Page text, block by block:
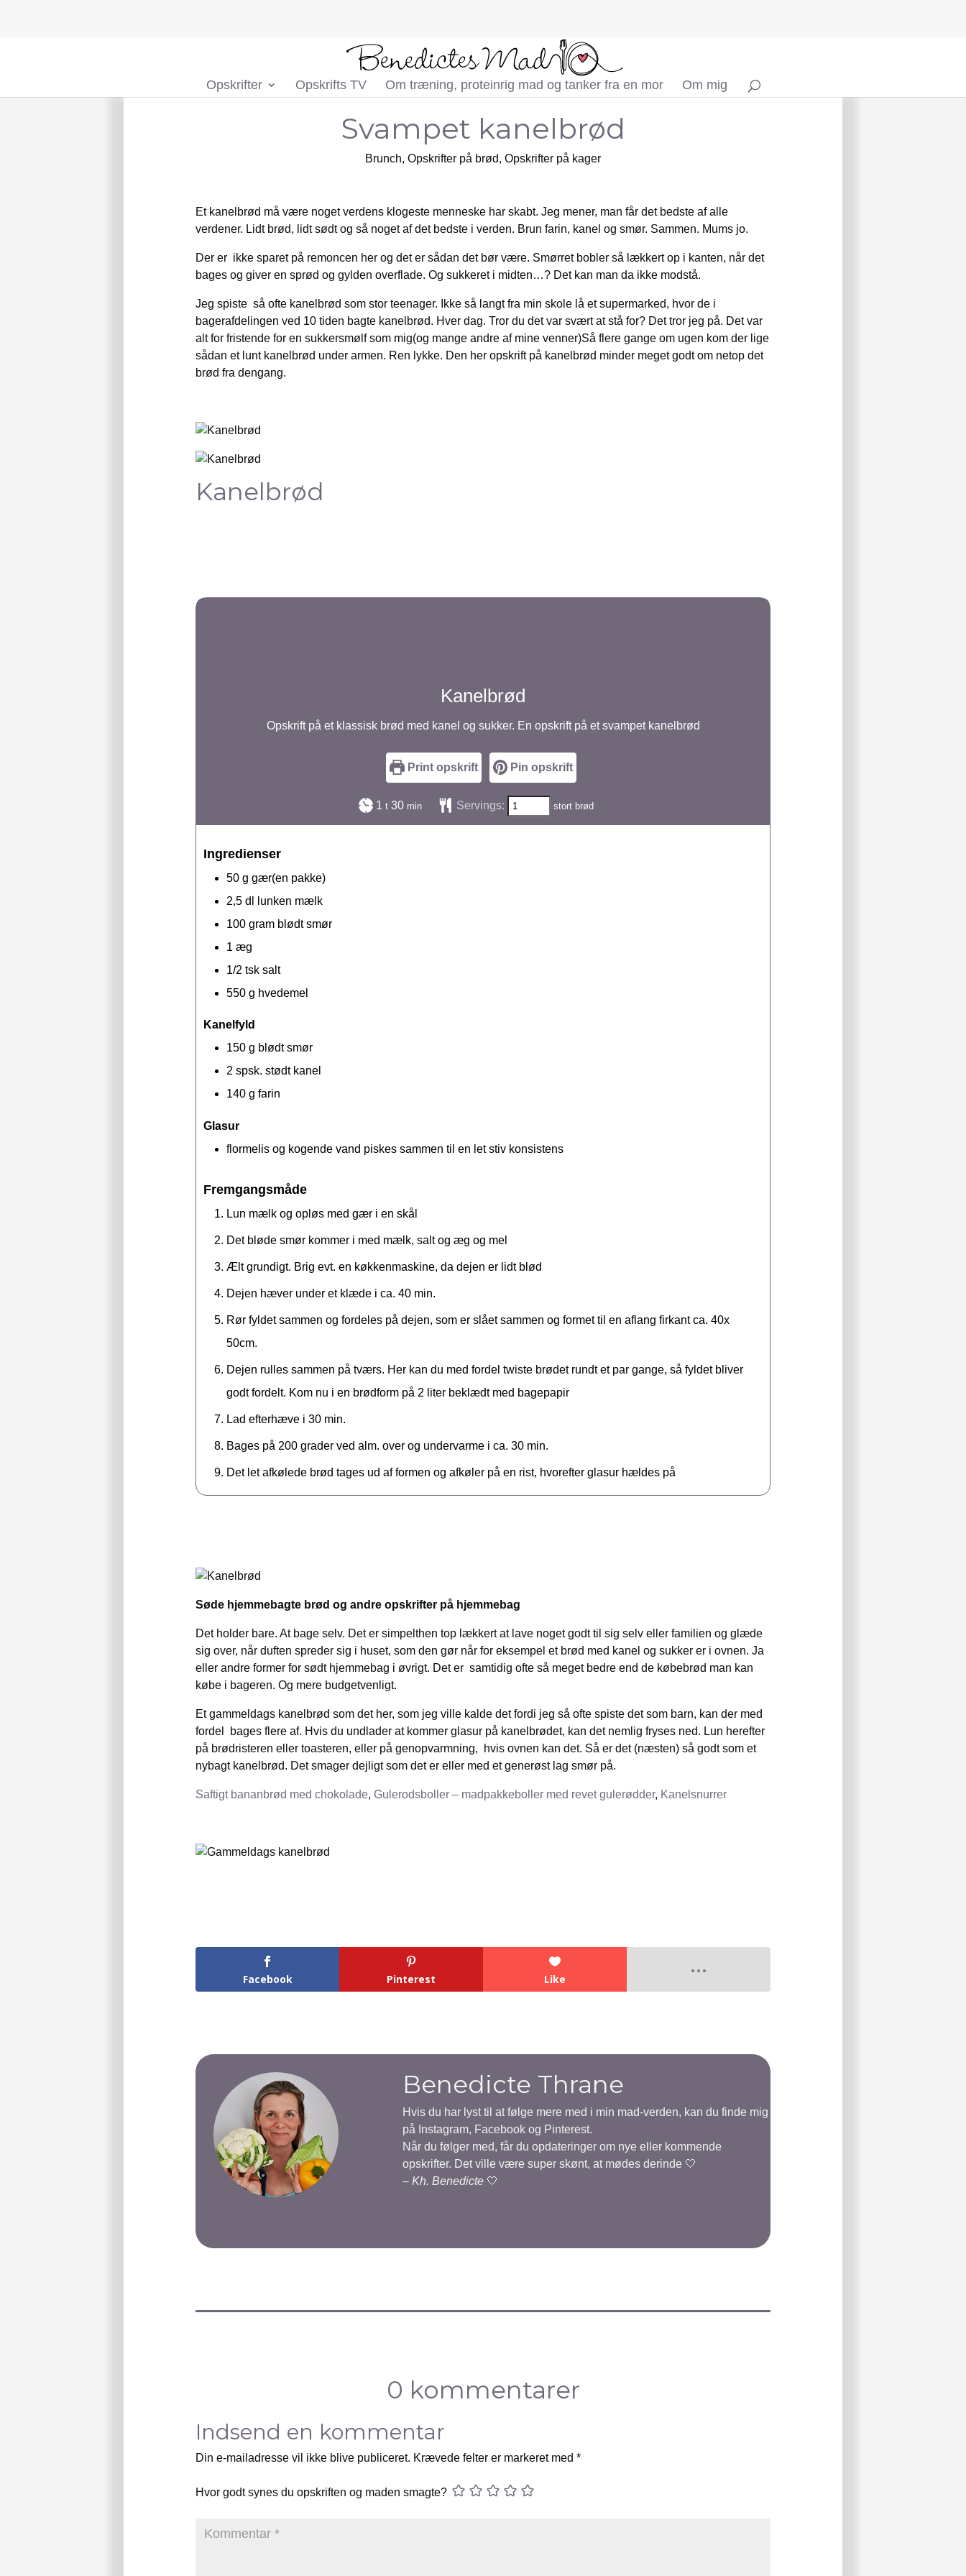
Opskrifter Opskrifts TV Om træning, proteinrig mad og tanker fra en mor Om mig
Svampet kanelbrød
Brunch, Opskrifter på brød, Opskrifter på kager
Et kanelbrød må være noget verdens klogeste menneske har skabt. Jeg mener, man får det bedste af alle
verdener. Lidt brød, lidt sødt og så noget af det bedste i verden. Brun farin, kanel og smør. Sammen. Mums jo.
Der er ikke sparet på remoncen her og det er sådan det bør være. Smørret bobler så lækkert op i kanten, når det
bages og giver en sprød og gylden overflade. Og sukkeret i midten…? Det kan man da ikke modstå.
Jeg spiste så ofte kanelbrød som stor teenager. Ikke så langt fra min skole lå et supermarked, hvor de i
bagerafdelingen ved 10 tiden bagte kanelbrød. Hver dag. Tror du det var svært at stå for? Det tror jeg på. Det var
alt for fristende for en sukkersmølf som mig(og mange andre af mine venner)Så flere gange om ugen kom der lige
sådan et lunt kanelbrød under armen. Ren lykke. Den her opskrift på kanelbrød minder meget godt om netop det
brød fra dengang.
Kanelbrød
Kanelbrød
Opskrift på et klassisk brød med kanel og sukker. En opskrift på et svampet kanelbrød
Print opskrift Pin opskrift
1 time
t 30minutter
min Servings: stort brød
Ingredienser
50 g gær(en pakke)
2,5 dl
lunken mælk
100 gram blødt smør
1 æg
1/2 tsk salt
550 g hvedemel
Kanelfyld
150 g blødt smør
2 spsk. stødt kanel
140 g farin
Glasur
flormelis og kogende vand piskes sammen til en let stiv konsistens
Fremgangsmåde
Lun mælk og opløs med gær i en skål
Det bløde smør kommer i med mælk, salt og æg og mel
Ælt grundigt. Brig evt. en køkkenmaskine, da dejen er lidt blød
Dejen hæver under et klæde i ca. 40 min.
Rør fyldet sammen og fordeles på dejen, som er slået sammen og formet til en aflang firkant ca. 40x
50cm.
Dejen rulles sammen på tværs. Her kan du med fordel twiste brødet rundt et par gange, så fyldet bliver
godt fordelt. Kom nu i en brødform på 2 liter beklædt med bagepapir
Lad efterhæve i 30 min.
Bages på 200 grader ved alm. over og undervarme i ca. 30 min.
Det let afkølede brød tages ud af formen og afkøler på en rist, hvorefter glasur hældes på
Søde hjemmebagte brød og andre opskrifter på hjemmebag
Det holder bare. At bage selv. Det er simpelthen top lækkert at lave noget godt til sig selv eller familien og glæde
sig over, når duften spreder sig i huset, som den gør når for eksempel et brød med kanel og sukker er i ovnen. Ja
eller andre former for sødt hjemmebag i øvrigt. Det er samtidig ofte så meget bedre end de købebrød man kan
købe i bageren. Og mere budgetvenligt.
Et gammeldags kanelbrød som det her, som jeg ville kalde det fordi jeg så ofte spiste det som barn, kan der med
fordel bages flere af. Hvis du undlader at kommer glasur på kanelbrødet, kan det nemlig fryses ned. Lun herefter
på brødristeren eller toasteren, eller på genopvarmning, hvis ovnen kan det. Så er det (næsten) så godt som et
nybagt kanelbrød. Det smager dejligt som det er eller med et generøst lag smør på.
Saftigt bananbrød med chokolade, Gulerodsboller – madpakkeboller med revet gulerødder, Kanelsnurrer
Facebook Pinterest Like
Benedicte Thrane
Hvis du har lyst til at følge mere med i min mad-verden, kan du finde mig
på Instagram, Facebook og Pinterest.
Når du følger med, får du opdateringer om nye eller kommende
opskrifter. Det ville være super skønt, at mødes derinde 🤍
– Kh. Benedicte 🤍
0 kommentarer
Indsend en kommentar
Din e-mailadresse vil ikke blive publiceret. Krævede felter er markeret med *
Hvor godt synes du opskriften og maden smagte?